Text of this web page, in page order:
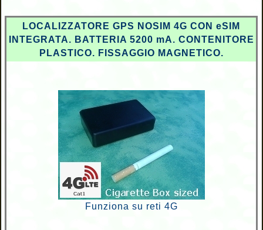
LOCALIZZATORE GPS NOSIM 4G CON eSIM
INTEGRATA. BATTERIA 5200 mA. CONTENITORE
PLASTICO. FISSAGGIO MAGNETICO.
Funziona su reti 4G